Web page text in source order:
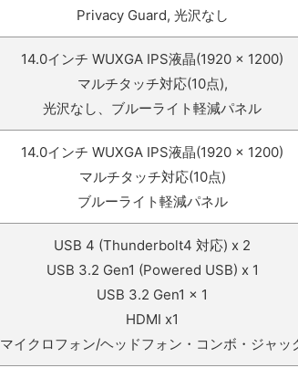
Privacy Guard, 光沢なし
14.0インチ WUXGA IPS液晶(1920 × 1200)
マルチタッチ対応(10点),
光沢なし、ブルーライト軽減パネル
14.0インチ WUXGA IPS液晶(1920 × 1200)
マルチタッチ対応(10点)
ブルーライト軽減パネル
USB 4 (Thunderbolt4 対応) x 2
USB 3.2 Gen1 (Powered USB) x 1
USB 3.2 Gen1 x 1
HDMI x1
マイクロフォン/ヘッドフォン・コンボ・ジャッ